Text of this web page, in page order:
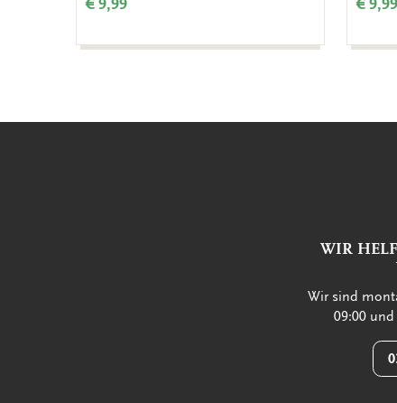
€ 9,99 € 9,99
WIR
Wir sind
09:00